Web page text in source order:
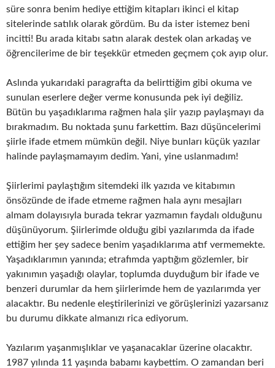
süre sonra benim hediye ettiğim kitapları ikinci el kitap
sitelerinde satılık olarak gördüm. Bu da ister istemez beni
incitti! Bu arada kitabı satın alarak destek olan arkadaş ve
öğrencilerime de bir teşekkür etmeden geçmem çok ayıp olur.
Aslında yukarıdaki paragrafta da belirttiğim gibi okuma ve
sunulan eserlere değer verme konusunda pek iyi değiliz.
Bütün bu yaşadıklarıma rağmen hala şiir yazıp paylaşmayı da
bırakmadım. Bu noktada şunu farkettim. Bazı düşüncelerimi
şiirle ifade etmem mümkün değil. Niye bunları küçük yazılar
halinde paylaşmamayım dedim. Yani, yine uslanmadım!
Şiirlerimi paylaştığım sitemdeki ilk yazıda ve kitabımın
önsözünde de ifade etmeme rağmen hala aynı mesajları
almam dolayısıyla burada tekrar yazmamın faydalı olduğunu
düşünüyorum. Şiirlerimde olduğu gibi yazılarımda da ifade
ettiğim her şey sadece benim yaşadıklarıma atıf vermemekte.
Yaşadıklarımın yanında; etrafımda yaptığım gözlemler, bir
yakınımın yaşadığı olaylar, toplumda duyduğum bir ifade ve
benzeri durumlar da hem şiirlerimde hem de yazılarımda yer
alacaktır. Bu nedenle eleştirilerinizi ve görüşlerinizi yazarsanız
bu durumu dikkate almanızı rica ediyorum.
Yazılarım yaşanmışlıklar ve yaşanacaklar üzerine olacaktır.
1987 yılında 11 yaşında babamı kaybettim. O zamandan beri